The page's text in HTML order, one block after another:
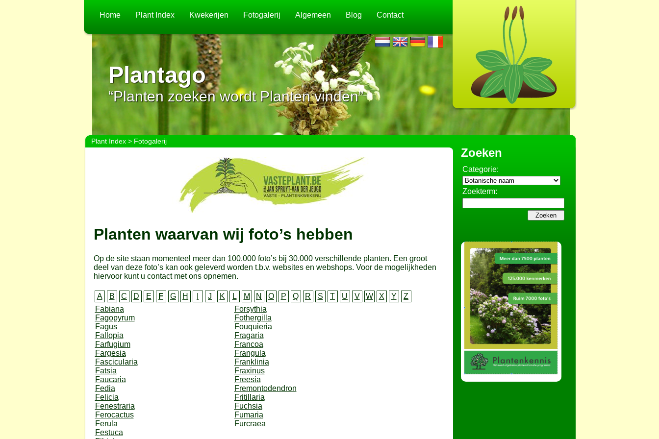
Home Plant Index Kwekerijen Fotogalerij Algemeen Blog Contact
Plantago
“Planten zoeken wordt Planten vinden”
Plant Index> Fotogalerij
Planten waarvan wij foto’s hebben
Op de site staan momenteel meer dan 100.000 foto’s bij 30.000 verschillende planten. Een groot
deel van deze foto’s kan ook geleverd worden t.b.v. websites en webshops. Voor de mogelijkheden
hiervoor kunt u contact met ons opnemen.
A B C D E F G H J K L M N O P Q R S T U V W X Y
Z
Fabiana
Fagopyrum
Fagus
Fallopia
Farfugium
Fargesia
Fascicularia
Fatsia
Faucaria
Fedia
Felicia
Fenestraria
Ferocactus
Ferula
Festuca
Forsythia
Fothergilla
Fouquieria
Fragaria
Francoa
Frangula
Franklinia
Fraxinus
Freesia
Fremontodendron
Fritillaria
Fuchsia
Fumaria
Furcraea
Zoeken
Categorie:
Zoekterm: